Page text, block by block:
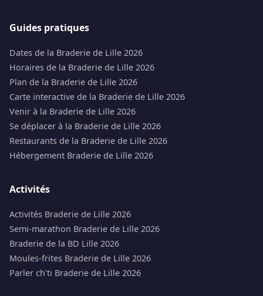
Guides pratiques
Dates de la Braderie de Lille 2026
Horaires de la Braderie de Lille 2026
Plan de la Braderie de Lille 2026
Carte interactive de la Braderie de Lille 2026
Venir à la Braderie de Lille 2026
Se déplacer à la Braderie de Lille 2026
Restaurants de la Braderie de Lille 2026
Hébergement Braderie de Lille 2026
Activités
Activités Braderie de Lille 2026
Semi-marathon Braderie de Lille 2026
Braderie de la BD Lille 2026
Moules-frites Braderie de Lille 2026
Parler ch'ti Braderie de Lille 2026